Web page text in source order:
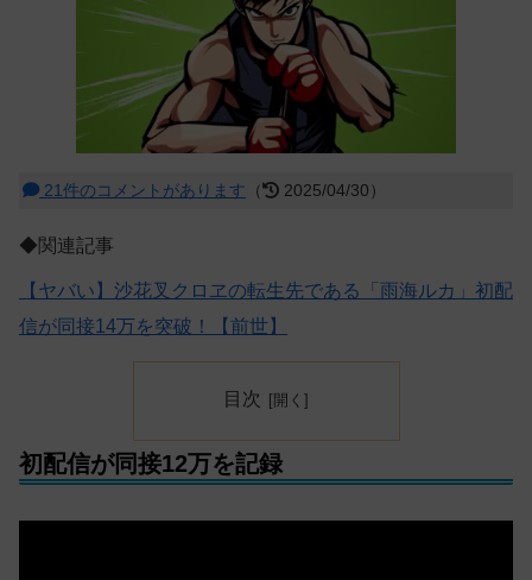
21件のコメントがあります （ 2025/04/30）
◆関連記事
【ヤバい】沙花叉クロヱの転生先である「雨海ルカ」初配
信が同接14万を突破！【前世】
目次
初配信が同接12万を記録